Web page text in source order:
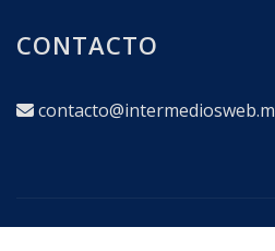
CONTACTO